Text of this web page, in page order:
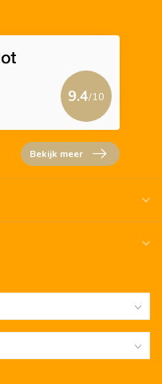
9.4/10
Bekijk meer